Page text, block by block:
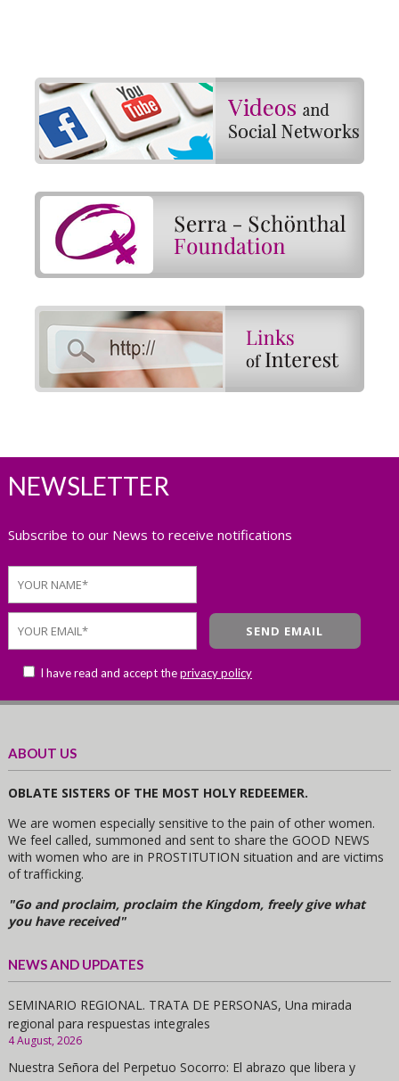
NEWSLETTER
Subscribe to our News to receive notifications
I have read and accept theprivacy policy
ABOUT US
OBLATE SISTERS OF THE MOST HOLY REDEEMER.
We are women especially sensitive to the pain of other women.
We feel called, summoned and sent to share the GOOD NEWS
with women who are in PROSTITUTION situation and are victims
of trafficking.
"Go and proclaim, proclaim the Kingdom, freely give what
you have received"
NEWS AND UPDATES
SEMINARIO REGIONAL. TRATA DE PERSONAS, Una mirada
regional para respuestas integrales
4 August, 2026
Nuestra Señora del Perpetuo Socorro: El abrazo que libera y